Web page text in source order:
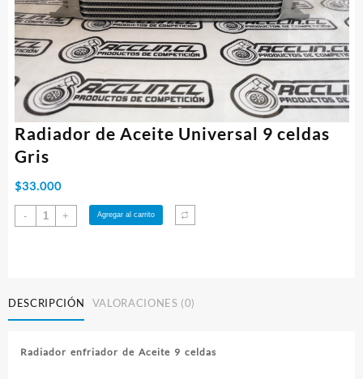
Radiador de Aceite Universal 9 celdas
Gris
$33.000
-
Radiador
celdas
+ Agregar al carrito
DESCRIPCIÓN VALORACIONES (0)
Radiador enfriador de Aceite 9 celdas